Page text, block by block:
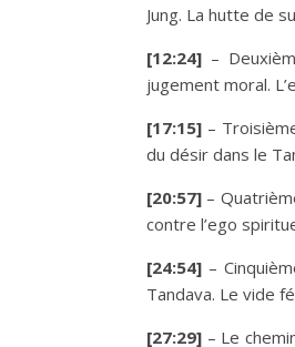
Jung. La hutte de
[12:24] –
jugement moral.
[17:15] –
du désir dans le
[20:57] –
contre l’ego
[24:54] –
Tandava. Le vide
[27:29] – Le